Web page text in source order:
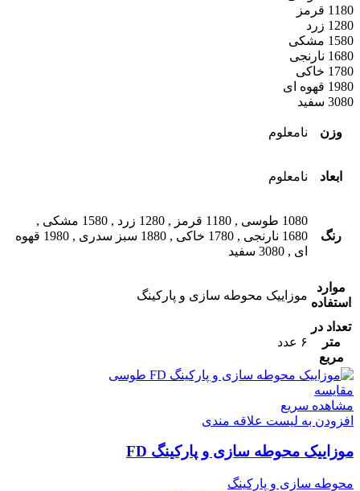
1180 قرمز
1280 زرد
1580 مشکی
1680 نارنجی
1780 خاکی
1980 قهوه ای
3080 سفید
وزن نامعلوم
ابعاد نامعلوم
رنگ
1080 طوسی , 1180 قرمز , 1280 زرد , 1580 مشکی
,
1680 نارنجی
, 1780 خاکی , 1880 سبز سدری ,
1980 قهوه
ای , 3080 سفید
موارد
استفاده
موزاییک محوطه سازی و پارکینگ
تعداد در
متر
مربع
۶ عدد
مقایسه
مشاهده سریع
افزودن به لیست علاقه مندی
موزاییک محوطه سازی و پارکینگ FD
محوطه سازی و پارکینگ